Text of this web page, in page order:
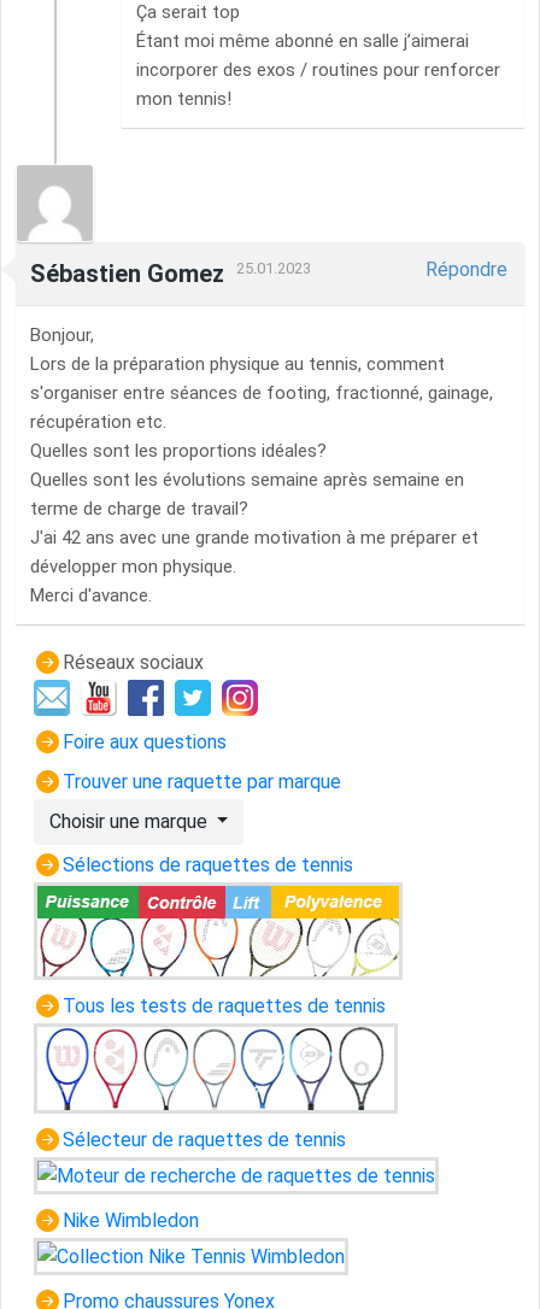
Ça serait top
Étant moi même abonné en salle j’aimerai
incorporer des exos / routines pour renforcer
mon tennis!
Sébastien Gomez 25.01.2023 Répondre
Bonjour,
Lors de la préparation physique au tennis, comment
s'organiser entre séances de footing, fractionné, gainage,
récupération etc.
Quelles sont les proportions idéales?
Quelles sont les évolutions semaine après semaine en
terme de charge de travail?
J'ai 42 ans avec une grande motivation à me préparer et
développer mon physique.
Merci d'avance.
Réseaux sociaux
Foire aux questions
Trouver une raquette par marque
Choisir une marque
Sélections de raquettes de tennis
Tous les tests de raquettes de tennis
Sélecteur de raquettes de tennis
Nike Wimbledon
Promo chaussures Yonex